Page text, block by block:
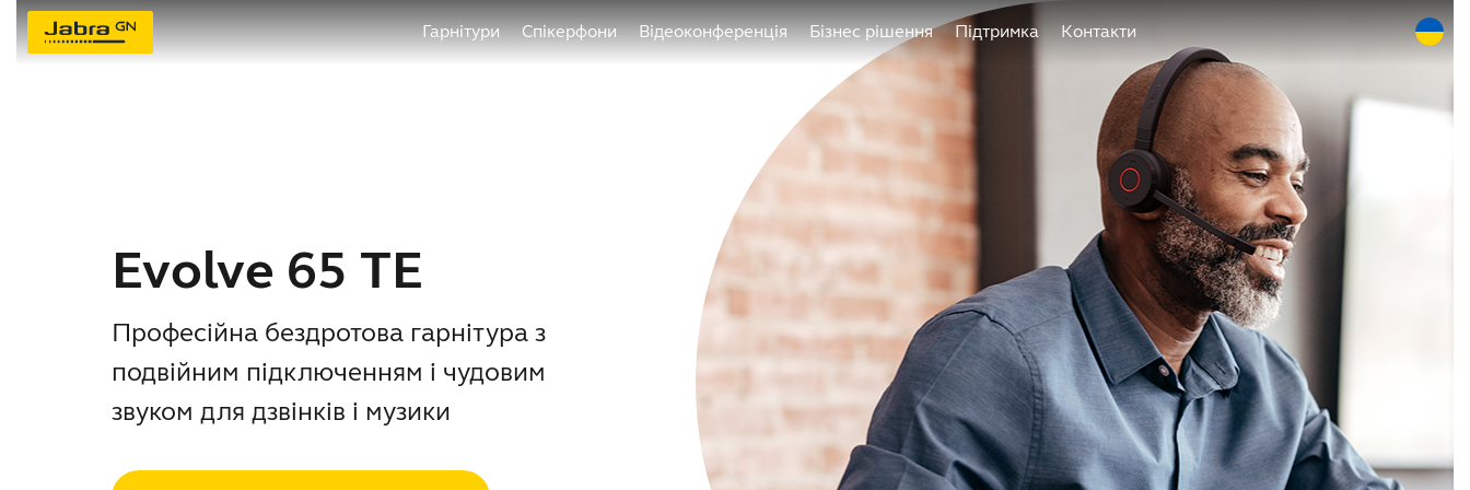
Гарнітури Спікерфони Відеоконференція Бізнес рішення Підтримка Контакти
Evolve 65 TE
Професійна бездротова гарнітура з
подвійним підключенням і чудовим
звуком для дзвінків і музики